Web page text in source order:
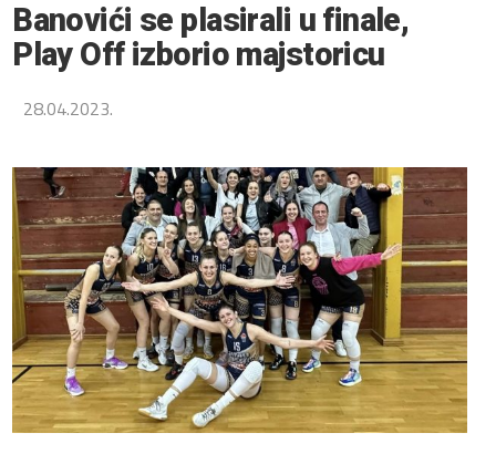
Banovići se plasirali u finale,
Play Off izborio majstoricu
28.04.2023.